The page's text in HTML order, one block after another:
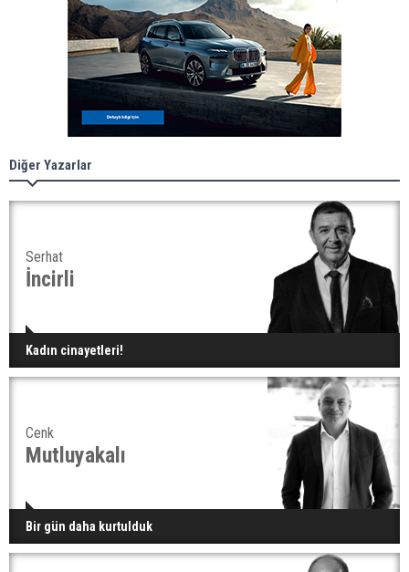
Diğer Yazarlar
Serhat
İncirli
Kadın cinayetleri!
Cenk
Mutluyakalı
Bir gün daha kurtulduk